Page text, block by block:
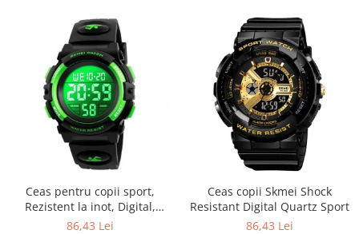
Ceas pentru copii sport,
Rezistent la inot, Digital,
Curea PU
86,43 Lei
Ceas copii Skmei Shock
Resistant Digital Quartz Sport
86,43 Lei